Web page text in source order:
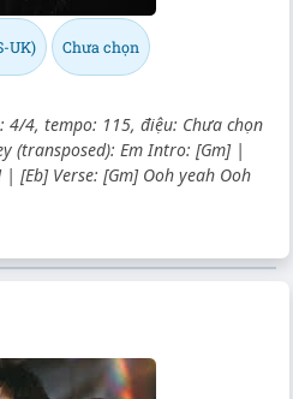
UK) Chưa chọn
4/4, tempo: 115, điệu: Chưa chọn
(transposed): Em Intro: [Gm] |
Verse: [Gm] Ooh yeah Ooh